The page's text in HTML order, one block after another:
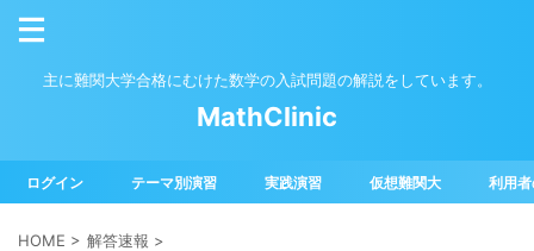
主に難関大学合格にむけた数学の入試問題の解説をしています。
MathClinic
ログイン テーマ別演習 実践演習 仮想難関大 利用
HOME > 解答速報 >